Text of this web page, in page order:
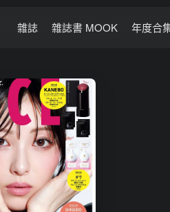
雜誌 雜誌書 MOOK 年度合